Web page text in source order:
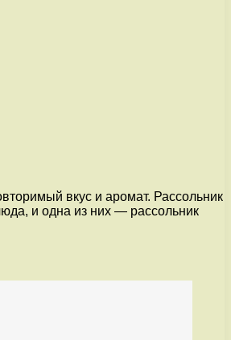
вкус и аромат. Рассольник
и одна из них — рассольник